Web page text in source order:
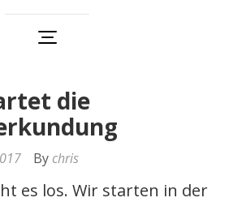
die
By chris
es los. Wir starten in der